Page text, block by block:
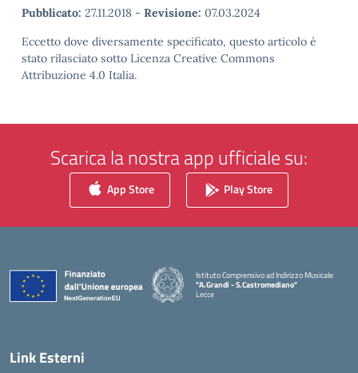
Pubblicato: 27.11.2018 - Revisione: 07.03.2024
Eccetto dove diversamente specificato, questo articolo è
stato rilasciato sotto Licenza Creative Commons
Attribuzione 4.0 Italia.
Scarica la nostra app ufficiale su:
App Store Play Store
Istituto Comprensivo ad Indirizzo Musicale
"A.Grandi - S.Castromediano"
Lecce
Link Esterni